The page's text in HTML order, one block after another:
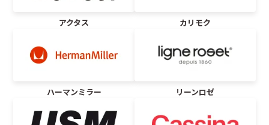
アクタス カリモク
ハーマンミラー リーンロゼ